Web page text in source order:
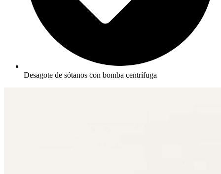
Desagote de sótanos con bomba centrífuga